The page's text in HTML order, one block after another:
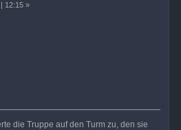
12:15 »
die Truppe auf den Turm zu, den sie